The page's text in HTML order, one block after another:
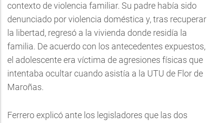
contexto de violencia familiar. Su padre había sido
denunciado por violencia doméstica y, tras recuperar
la libertad, regresó a la vivienda donde residía la
familia. De acuerdo con los antecedentes expuestos,
el adolescente era víctima de agresiones físicas que
intentaba ocultar cuando asistía a la UTU de Flor de
Maroñas.
Ferrero explicó ante los legisladores que las dos